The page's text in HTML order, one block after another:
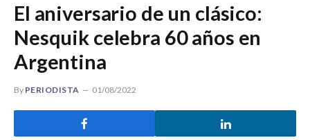
El aniversario de un clásico:
Nesquik celebra 60 años en
Argentina
By PERIODISTA 01/08/2022